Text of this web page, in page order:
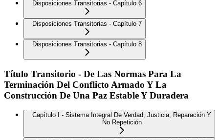
Disposiciones Transitorias - Capítulo 6
Disposiciones Transitorias - Capítulo 7
Disposiciones Transitorias - Capítulo 8
Título Transitorio - De Las Normas Para La
Terminación Del Conflicto Armado Y La
Construcción De Una Paz Estable Y Duradera
Capítulo I - Sistema Integral De Verdad, Justicia, Reparación Y
No Repetición